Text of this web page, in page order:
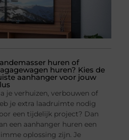
huren of
huren? Kies de
aanhanger voor jouw
je verhuizen, verbouwen of
je extra laadruimte nodig
een tijdelijk project? Dan
een aanhanger huren een
oplossing zijn. Je